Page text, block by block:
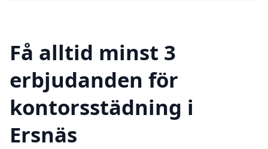
Få alltid minst 3
erbjudanden för
kontorsstädning i
Ersnäs